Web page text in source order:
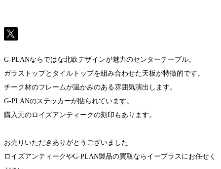
G-PLANならではな北欧デザインが魅力のセンターテーブル。
ガラストップとタイルトップを組み合わせた天板が特徴的です。
チーク材のフレームが温かみのある雰囲気演出します。
G-PLANのステッカーが貼られています。
購入元のロイズアンティークの刻印もあります。
お売りいただきありがとうございました
ロイズアンティークやG-PLAN製品の買取ならイープラスにお任せく